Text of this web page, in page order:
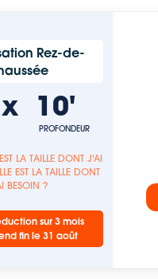
Rez-de-
x 10'
PROFONDEUR
LA TAILLE DONT J'AI
EST LA TAILLE DONT
BESOIN ?
sur 3 mois
fin le 31 août